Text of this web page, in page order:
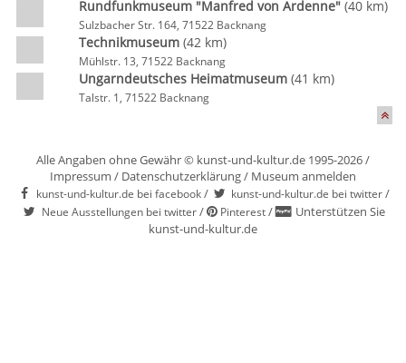
Rundfunkmuseum "Manfred von Ardenne"(40 km)
Sulzbacher Str. 164, 71522 Backnang
Technikmuseum(42 km)
Mühlstr. 13, 71522 Backnang
Ungarndeutsches Heimatmuseum(41 km)
Talstr. 1, 71522 Backnang
Alle Angaben ohne Gewähr © kunst-und-kultur.de 1995-2026 /
Impressum / Datenschutzerklärung/ Museum anmelden
kunst-und-kultur.de bei facebook/ kunst-und-kultur.de bei twitter/
Neue Ausstellungen bei twitter/ Pinterest/
Unterstützen Sie
kunst-und-kultur.de